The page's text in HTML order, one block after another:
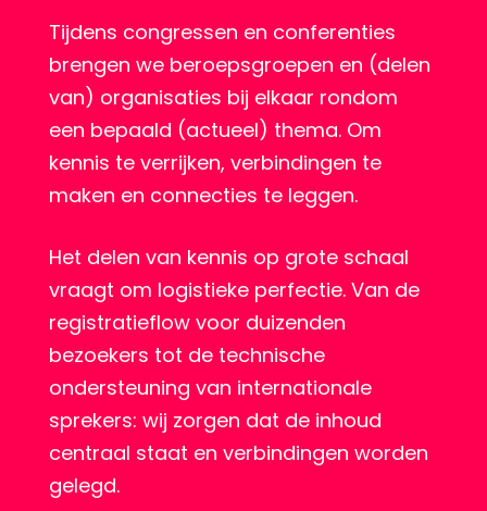
Tijdens congressen en conferenties
brengen we beroepsgroepen en (delen
van) organisaties bij elkaar rondom
een bepaald (actueel) thema. Om
kennis te verrijken, verbindingen te
maken en connecties te leggen.
Het delen van kennis op grote schaal
vraagt om logistieke perfectie. Van de
registratieflow voor duizenden
bezoekers tot de technische
ondersteuning van internationale
sprekers: wij zorgen dat de inhoud
centraal staat en verbindingen worden
gelegd.